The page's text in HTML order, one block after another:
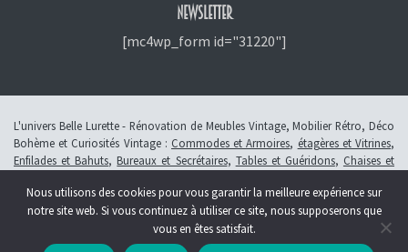
NEWSLETTER
[mc4wp_form id="31220"]
L'univers Belle Lurette - Rénovation de Meubles Vintage, Mobilier Rétro, Déco
Bohème et Curiosités Vintage : Commodes et Armoires, étagères et Vitrines,
Enfilades et Bahuts,Bureaux et Secrétaires, Tables et Guéridons, Chaises et
© 2013 - 2026 L'atelier Belle Lurette - Rénovation de meubles vintage, en
Alsace à Colmar -Révoquer le consentement
Nous utilisons des cookies pour vous garantir la meilleure expérience sur
notre site web. Si vous continuez à utiliser ce site, nous supposerons que
vous en êtes satisfait.